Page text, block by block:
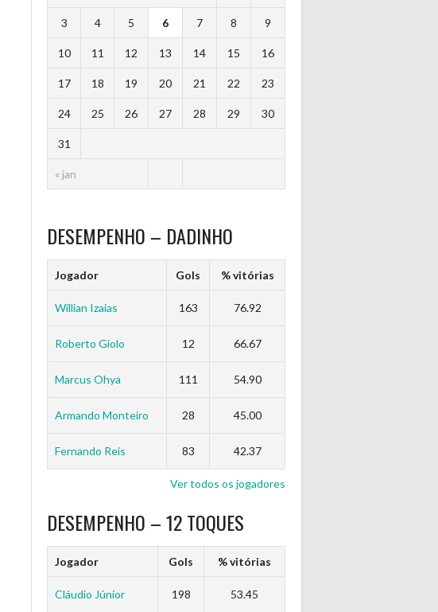
« jan
3 4 5 6 7 8 9
10 11 12 13 14 15 16
17 18 19 20 21 22 23
24 25 26 27 28 29 30
31
DESEMPENHO – DADINHO
Jogador Gols % vitórias
Willian Izaias 163 76.92
Roberto Giolo 12 66.67
Marcus Ohya 111 54.90
Armando Monteiro 28 45.00
Fernando Reis 83 42.37
Ver todos os jogadores
DESEMPENHO – 12 TOQUES
Jogador Gols % vitórias
Cláudio Júnior 198 53.45